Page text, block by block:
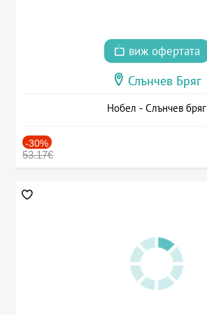
виж офертата
Слънчев Бряг
Нобел - Слънчев бряг
-30%
53.17€